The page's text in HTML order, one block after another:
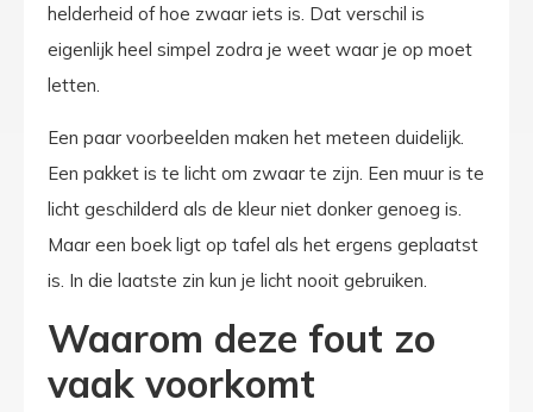
helderheid of hoe zwaar iets is. Dat verschil is
eigenlijk heel simpel zodra je weet waar je op moet
letten.
Een paar voorbeelden maken het meteen duidelijk.
Een pakket is te licht om zwaar te zijn. Een muur is te
licht geschilderd als de kleur niet donker genoeg is.
Maar een boek ligt op tafel als het ergens geplaatst
is. In die laatste zin kun je licht nooit gebruiken.
Waarom deze fout zo
vaak voorkomt